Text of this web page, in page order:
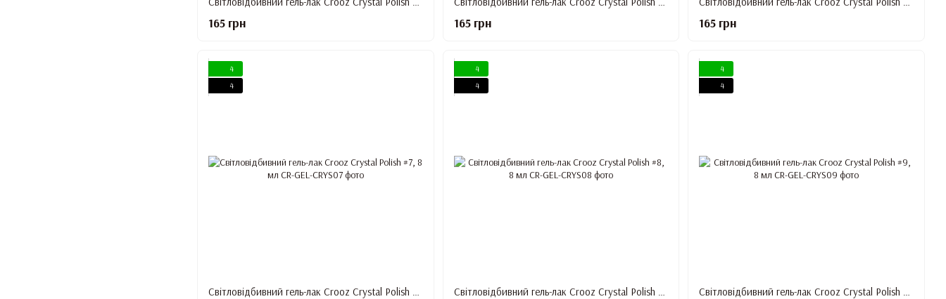
165 грн 165 грн 165 грн
4
4
Світловідбивний гель-лак Crooz Crystal Polish #7, 8 мл
4
4
Світловідбивний гель-лак Crooz Crystal Polish #8, 8 мл
4
4
Світловідбивний гель-лак Crooz Crystal Polish #9, 8 мл